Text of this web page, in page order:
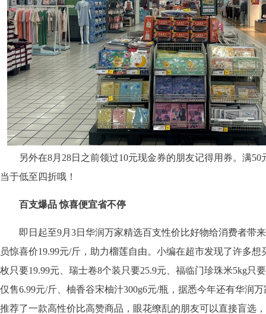
另外在8月28日之前领过10元现金券的朋友记得用券。满50
当于低至四折哦！
百支爆品 惊喜便宜省不停
即日起至9月3日华润万家精选百支性价比好物给消费者带
员惊喜价19.99元/斤，助力榴莲自由。小编在超市发现了许多想
枚只要19.99元、瑞士卷8个装只要25.9元、福临门珍珠米5kg只
仅售6.99元/斤、柚香谷宋柚汁300g6元/瓶，据悉今年还有华润
推荐了一款高性价比高赞商品，眼花缭乱的朋友可以直接盲选